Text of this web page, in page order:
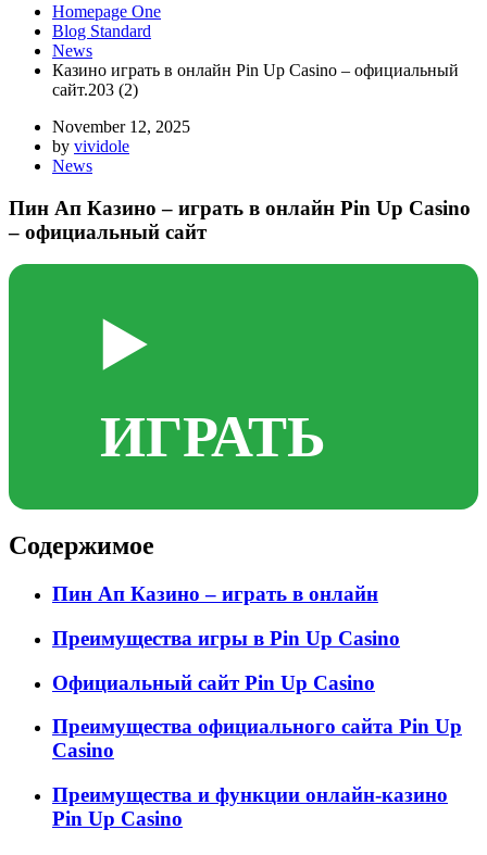
Homepage One
Blog Standard
News
Казино играть в онлайн Pin Up Casino – официальный
сайт.203 (2)
November 12, 2025
by vividole
News
Пин Ап Казино – играть в онлайн Pin Up Casino
– официальный сайт
▶️
ИГРАТЬ
Содержимое
Пин Ап Казино – играть в онлайн
Преимущества игры в Pin Up Casino
Официальный сайт Pin Up Casino
Преимущества официального сайта Pin Up
Casino
Преимущества и функции онлайн-казино
Pin Up Casino